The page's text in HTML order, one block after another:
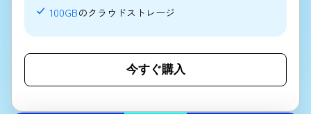
100GBのクラウドストレージ
今すぐ購入